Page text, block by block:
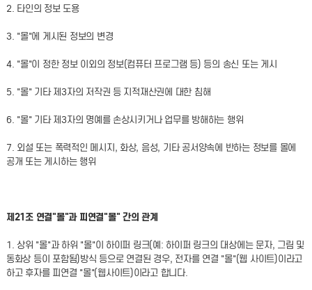
2. 타인의 정보 도용
3. "몰"에 게시된 정보의 변경
4. "몰"이 정한 정보 이외의 정보(컴퓨터 프로그램 등) 등의 송신 또는 게시
5. "몰" 기타 제3자의 저작권 등 지적재산권에 대한 침해
6. "몰" 기타 제3자의 명예를 손상시키거나 업무를 방해하는 행위
7. 외설 또는 폭력적인 메시지, 화상, 음성, 기타 공서양속에 반하는 정보를 몰에
공개 또는 게시하는 행위
제21조 연결"몰"과 피연결"몰" 간의 관계
1. 상위 "몰"과 하위 "몰"이 하이퍼 링크(예: 하이퍼 링크의 대상에는 문자, 그림 및
동화상 등이 포함됨)방식 등으로 연결된 경우, 전자를 연결 "몰"(웹 사이트)이라고
하고 후자를 피연결 "몰"(웹사이트)이라고 합니다.